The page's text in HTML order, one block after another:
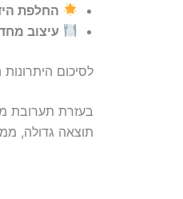
החלפת
עיצוב
לסיכום
בעזרת תערובת
תוצאה גדולה,